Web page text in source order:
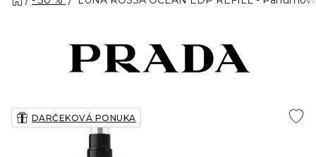
DARČEKOVÁ PONUKA